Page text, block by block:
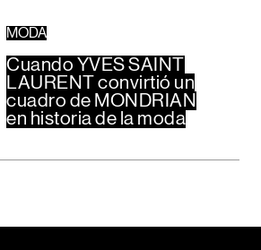
MODA
Cuando YVES SAINT
LAURENT convirtió un
cuadro de MONDRIAN
en historia de la moda